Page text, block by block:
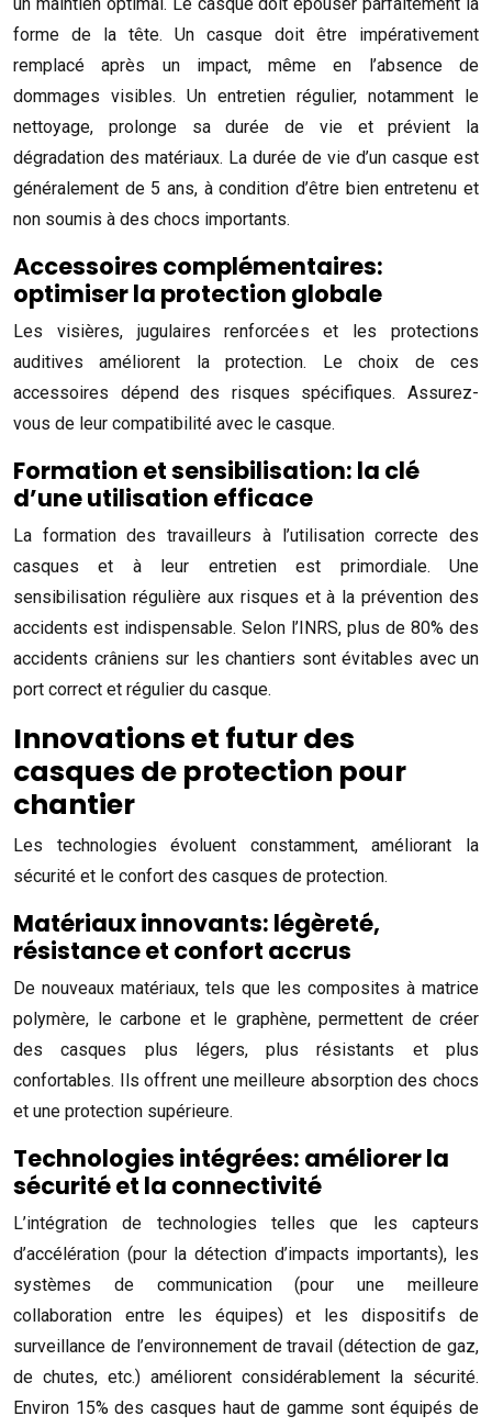
forme de la tête. Un casque doit être impérativement
remplacé après un impact, même en l’absence de
dommages visibles. Un entretien régulier, notamment le
nettoyage, prolonge sa durée de vie et prévient la
dégradation des matériaux. La durée de vie d’un casque est
généralement de 5 ans, à condition d’être bien entretenu et
non soumis à des chocs importants.
Accessoires complémentaires:
optimiser la protection globale
Les visières, jugulaires renforcées et les protections
auditives améliorent la protection. Le choix de ces
accessoires dépend des risques spécifiques. Assurez-
vous de leur compatibilité avec le casque.
Formation et sensibilisation: la clé
d’une utilisation efficace
La formation des travailleurs à l’utilisation correcte des
casques et à leur entretien est primordiale. Une
sensibilisation régulière aux risques et à la prévention des
accidents est indispensable. Selon l’INRS, plus de 80% des
accidents crâniens sur les chantiers sont évitables avec un
port correct et régulier du casque.
Innovations et futur des
casques de protection pour
chantier
Les technologies évoluent constamment, améliorant la
sécurité et le confort des casques de protection.
Matériaux innovants: légèreté,
résistance et confort accrus
De nouveaux matériaux, tels que les composites à matrice
polymère, le carbone et le graphène, permettent de créer
des casques plus légers, plus résistants et plus
confortables. Ils offrent une meilleure absorption des chocs
et une protection supérieure.
Technologies intégrées: améliorer la
sécurité et la connectivité
L’intégration de technologies telles que les capteurs
d’accélération (pour la détection d’impacts importants), les
systèmes de communication (pour une meilleure
collaboration entre les équipes) et les dispositifs de
surveillance de l’environnement de travail (détection de gaz,
de chutes, etc.) améliorent considérablement la sécurité.
Environ 15% des casques haut de gamme sont équipés de